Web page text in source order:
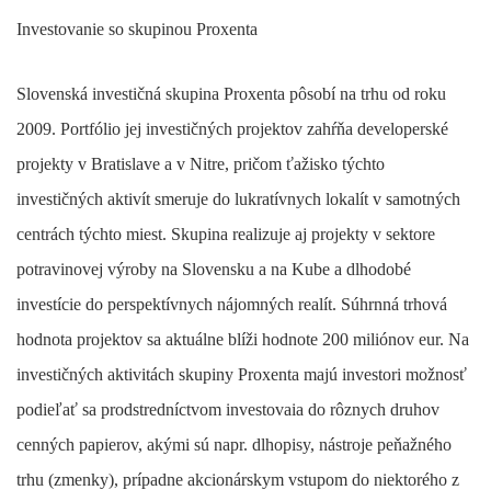
Investovanie so skupinou Proxenta
Slovenská investičná skupina Proxenta pôsobí na trhu od roku
2009. Portfólio jej investičných projektov zahŕňa developerské
projekty v Bratislave a v Nitre, pričom ťažisko týchto
investičných aktivít smeruje do lukratívnych lokalít v samotných
centrách týchto miest. Skupina realizuje aj projekty v sektore
potravinovej výroby na Slovensku a na Kube a dlhodobé
investície do perspektívnych nájomných realít. Súhrnná trhová
hodnota projektov sa aktuálne blíži hodnote 200 miliónov eur. Na
investičných aktivitách skupiny Proxenta majú investori možnosť
podieľať sa prodstredníctvom investovaia do rôznych druhov
cenných papierov, akými sú napr. dlhopisy, nástroje peňažného
trhu (zmenky), prípadne akcionárskym vstupom do niektorého z